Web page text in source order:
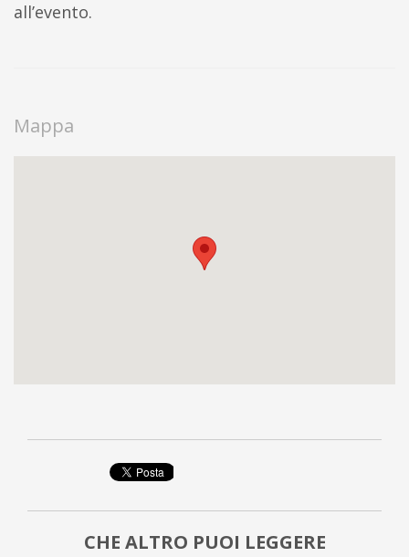
all’evento.
Mappa
CHE ALTRO PUOI LEGGERE